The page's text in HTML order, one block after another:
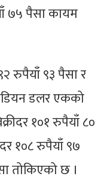
७५ पैसा कायम
रुपैयाँ ९३ पैसा र
डलर एकको
१०१ रुपैयाँ ८०
१०८ रुपैयाँ ९७
तोकिएको छ ।